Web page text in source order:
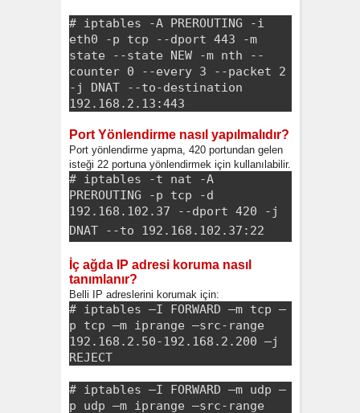
# iptables -A PREROUTING -i
eth0 -p tcp --dport 443 -m
state --state NEW -m nth --
counter 0 --every 3 --packet 2
-j DNAT --to-destination
192.168.2.13:443
Port Yönlendirme nasıl yapılmalıdır?
Port yönlendirme yapma, 420 portundan gelen
isteği 22 portuna yönlendirmek için kullanılabilir.
# iptables -t nat -A
PREROUTING -p tcp -d
192.168.102.37 --dport 420 -j
DNAT --to 192.168.102.37:22
İç ağda IP adresi koruma nasıl
tanımlanır?
Belli IP adreslerini korumak için:
# iptables –I FORWARD –m tcp –
p tcp –m iprange –src-range
192.168.2.50-192.168.2.200 –j
REJECT
# iptables –I FORWARD –m udp –
p udp –m iprange –src-range